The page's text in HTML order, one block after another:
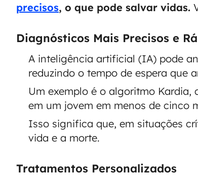
precisos, o que pode salvar vidas.
Diagnósticos Mais Precisos e
A inteligência artificial (IA) pode
reduzindo o tempo de espera que
Um exemplo é o algoritmo
em um jovem em menos de cinco
Isso significa que, em situações
vida e a morte.
Tratamentos Personalizados